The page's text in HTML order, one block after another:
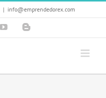
| info@emprendedorex.com
YouTubeBlogger